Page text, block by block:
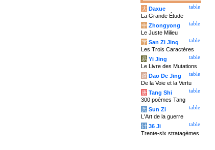
table
大 Daxue
La Grande Étude
table
中 Zhongyong
Le Juste Milieu
table
字 San Zi Jing
Les Trois Caractères
table
易 Yi Jing
Le Livre des Mutations
table
道 Dao De Jing
De la Voie et la Vertu
table
唐 Tang Shi
300 poèmes Tang
table
兵 Sun Zi
L'Art de la guerre
table
计 36 Ji
Trente-six stratagèmes